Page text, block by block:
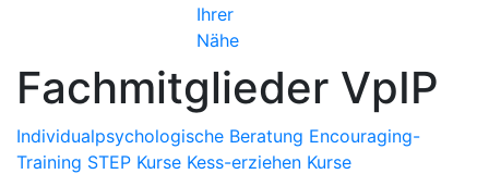
Ihrer
Nähe
Fachmitglieder VpIP
Individualpsychologische Beratung Encouraging-
Training STEP Kurse Kess-erziehen Kurse